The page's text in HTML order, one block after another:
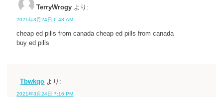
TerryWrogy より:
2021年3月24日 6:48 AM
cheap ed pills from canada cheap ed pills from canada
buy ed pills
Tbwkqo より:
2021年3月24日 7:16 PM